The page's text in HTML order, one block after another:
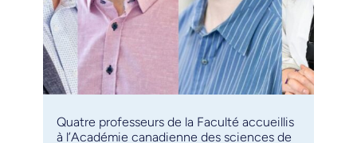
Quatre professeurs de la Faculté accueillis
à l’Académie canadienne des sciences de